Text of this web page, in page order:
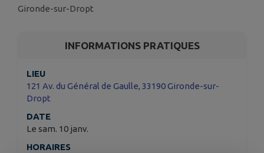
Gironde-sur-Dropt
INFORMATIONS PRATIQUES
LIEU
121 Av. du Général de Gaulle, 33190 Gironde-sur-
Dropt
DATE
Le sam. 10 janv.
HORAIRES